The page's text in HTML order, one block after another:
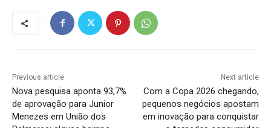
Previous article
Nova pesquisa aponta 93,7%
de aprovação para Junior
Menezes em União dos
Next article
Com a Copa 2026 chegando,
pequenos negócios apostam
em inovação para conquistar